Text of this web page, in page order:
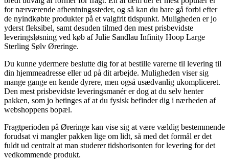
for nærværende afhentningssteder, og så kan du bare gå forbi efter
de nyindkøbte produkter på et valgfrit tidspunkt. Muligheden er jo
yderst fleksibel, samt desuden tilmed den mest prisbevidste
leveringsløsning ved køb af Julie Sandlau Infinity Hoop Large
Sterling Sølv Øreringe.
Du kunne ydermere beslutte dig for at bestille varerne til levering til
din hjemmeadresse eller ud på dit arbejde. Muligheden viser sig
mange gange en kende dyrere, men også usædvanlig ukompliceret.
Den mest prisbevidste leveringsmanér er dog at du selv henter
pakken, som jo betinges af at du fysisk befinder dig i nærheden af
webshoppens bopæl.
Fragtperioden på Øreringe kan vise sig at være vældig bestemmende
forudsat vi mangler pakken lige om lidt, så med det formål er det
fuldt ud centralt at man studerer tidshorisonten for levering for det
vedkommende produkt.